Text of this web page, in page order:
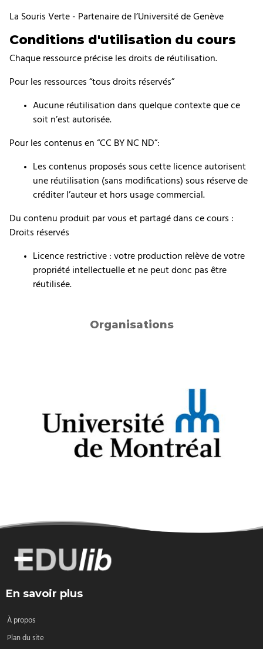
La Souris Verte - Partenaire de l’Université de Genève
Conditions d'utilisation du cours
Chaque ressource précise les droits de réutilisation.
Pour les ressources “tous droits réservés”
Aucune réutilisation dans quelque contexte que ce
soit n’est autorisée.
Pour les contenus en “CC BY NC ND”:
Les contenus proposés sous cette licence autorisent
une réutilisation (sans modifications) sous réserve de
créditer l’auteur et hors usage commercial.
Du contenu produit par vous et partagé dans ce cours :
Droits réservés
Licence restrictive : votre production relève de votre
propriété intellectuelle et ne peut donc pas être
réutilisée.
Organisations
En savoir plus
À propos
Plan du site